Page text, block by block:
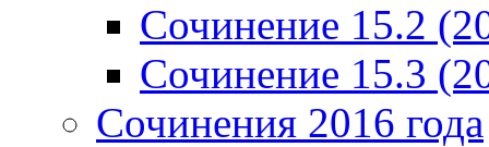
Сочинение 15.2
Сочинение 15.3
Сочинения 2016 года